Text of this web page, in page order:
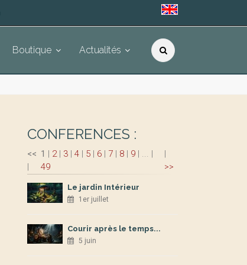
Boutique Actualités
CONFERENCES :
<<
|
1 | 2| 3| 4| 5| 6| 7| 8| 9| ... |
49
|
>>
Le jardin Intérieur
1er juillet
Courir après le temps...
5 juin